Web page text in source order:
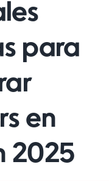
para
en
2025